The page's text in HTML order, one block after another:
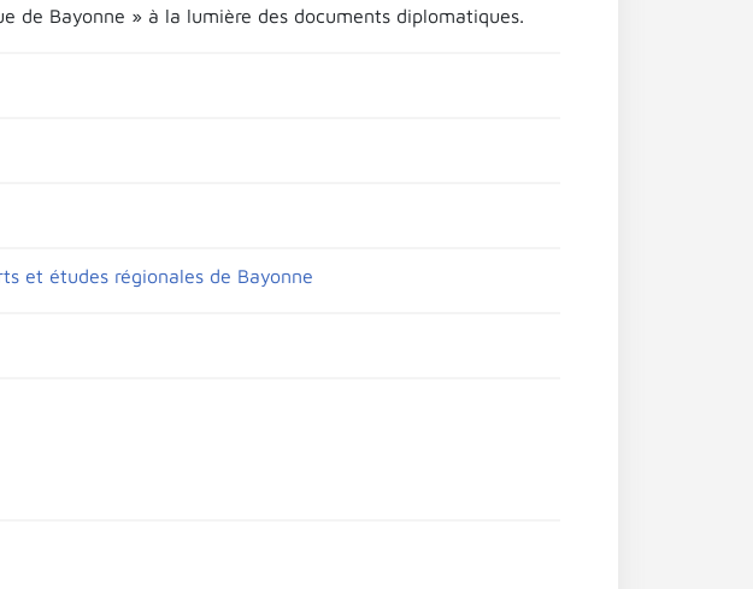
de Bayonne » à la lumière des documents diplomatiques.
et études régionales de Bayonne